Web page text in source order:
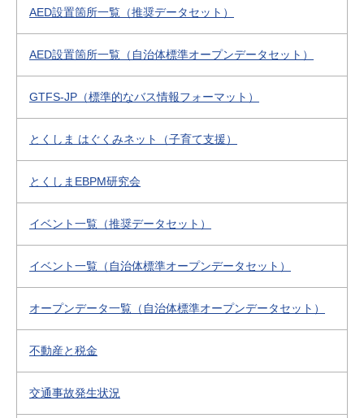
AED設置箇所一覧（推奨データセット）
AED設置箇所一覧（自治体標準オープンデータセット）
GTFS-JP（標準的なバス情報フォーマット）
とくしま はぐくみネット（子育て支援）
とくしまEBPM研究会
イベント一覧（推奨データセット）
イベント一覧（自治体標準オープンデータセット）
オープンデータ一覧（自治体標準オープンデータセット）
不動産と税金
交通事故発生状況